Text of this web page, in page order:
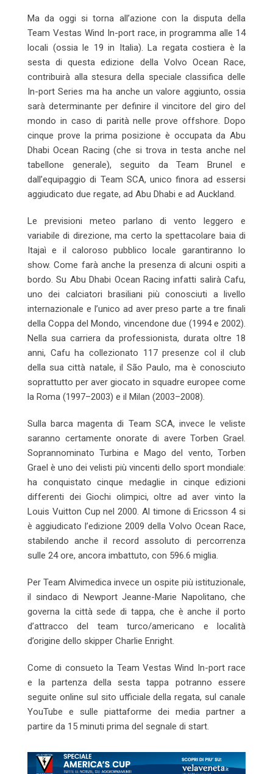
Ma daoggi si torna all’azione con la disputa della
Team Vestas Wind In-port race, in programma alle 14
locali (ossia le 19 in Italia). La regata costiera è la
sesta di questa edizione della Volvo Ocean Race,
contribuirà alla stesura della speciale classifica delle
In-port Series ma ha anche un valore aggiunto, ossia
sarà determinante per definire il vincitore del giro del
mondo in caso di parità nelle prove offshore. Dopo
cinque prove la prima posizione è occupata da Abu
Dhabi Ocean Racing (che si trova in testa anche nel
tabellone generale), seguito da Team Brunel e
dall’equipaggio di Team SCA, unico finora ad essersi
aggiudicato due regate, ad Abu Dhabi e ad Auckland.
Le previsioni meteo parlano di vento leggero e
variabile di direzione, ma certo la spettacolare baia di
Itajaì e il caloroso pubblico locale garantiranno lo
show. Come farà anche la presenza di alcuni ospiti a
bordo. Su Abu Dhabi Ocean Racing infatti salirà Cafu,
uno dei calciatori brasiliani più conosciuti a livello
internazionale e l’unico ad aver preso parte a tre finali
della Coppa del Mondo, vincendone due (1994 e 2002).
Nella sua carriera da professionista, durata oltre 18
anni, Cafu ha collezionato 117 presenze col il club
della sua città natale, il São Paulo, ma è conosciuto
soprattutto per aver giocato in squadre europee come
la Roma (1997–2003) e il Milan (2003–2008).
Sulla barca magenta di Team SCA, invece le veliste
saranno certamente onorate di avere Torben Grael.
Soprannominato Turbina e Mago del vento, Torben
Grael è uno dei velisti più vincenti dello sport mondiale:
ha conquistato cinque medaglie in cinque edizioni
differenti dei Giochi olimpici, oltre ad aver vinto la
Louis Vuitton Cup nel 2000. Al timone di Ericsson 4 si
è aggiudicato l’edizione 2009 della Volvo Ocean Race,
stabilendo anche il record assoluto di percorrenza
sulle 24 ore, ancora imbattuto, con 596.6 miglia.
Per Team Alvimedica invece un ospite più istituzionale,
il sindaco di Newport Jeanne-Marie Napolitano, che
governa la città sede di tappa, che è anche il porto
d’attracco del team turco/americano e località
d’origine dello skipper Charlie Enright.
Come di consueto la Team Vestas Wind In-port race
e la partenza della sesta tappa potranno essere
seguite online sul sito ufficiale della regata, sul canale
YouTube e sulle piattaforme dei media partner a
partire da 15 minuti prima del segnale di start.